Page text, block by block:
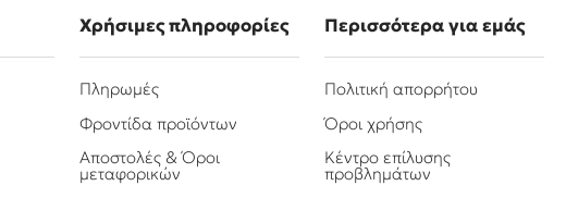
Χρήσιμες πληροφορίες
Πληρωμές
Φροντίδα προϊόντων
Αποστολές & Όροι
μεταφορικών
Περισσότερα για εμάς
Πολιτική απορρήτου
Όροι χρήσης
Κέντρο επίλυσης
προβλημάτων